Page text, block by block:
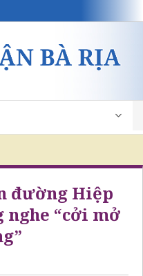
đường Hiệp
nghe “cởi mở